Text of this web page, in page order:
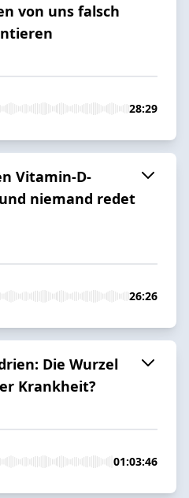
von uns falsch
28:29
Vitamin-D-
niemand redet
26:26
Die Wurzel
Krankheit?
01:03:46